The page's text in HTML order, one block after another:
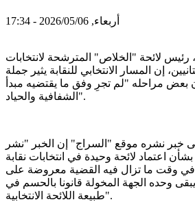
أربعاء, 2026/05/06 - 17:34
رئيس لائحة "الخلاص" المترشحة لانتخابات
إن المسار الانتخابي للنقابة يثير جملة
بعض مراحله "لم تجرِ وفق ما يقتضيه مبدأ
الشفافية والحياد".
خبر نشره موقع "السراج" إن الخبر "نشر
اعتماد لائحة وحيدة في انتخابات نقابة
في وقت ما تزال فيه القضية معروضة على
وحده الجهة المخولة قانونا بالحسم في
طبيعة اللائحة الانتخابية".